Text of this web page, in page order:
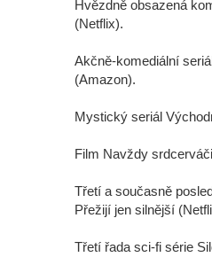
Hvězdně obsazená
(Netflix).
Akčně-komediální
(Amazon).
Mystický seriál
Film Navždy
Třetí a současně
Přežijí jen silnější
Třetí řada sci-fi série